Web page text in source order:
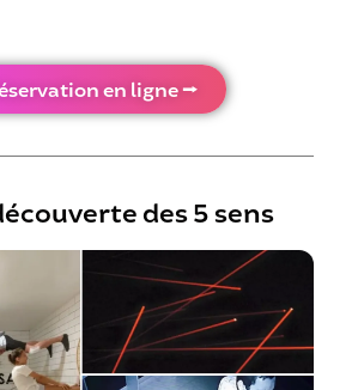
en ligne ⭢
des 5 sens